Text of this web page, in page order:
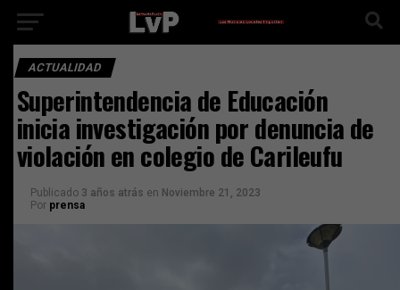
ACTUALIDAD
Superintendencia de Educación
inicia investigación por denuncia de
violación en colegio de Carileufu
Publicado 3 años atrás en Noviembre 21, 2023
Por prensa